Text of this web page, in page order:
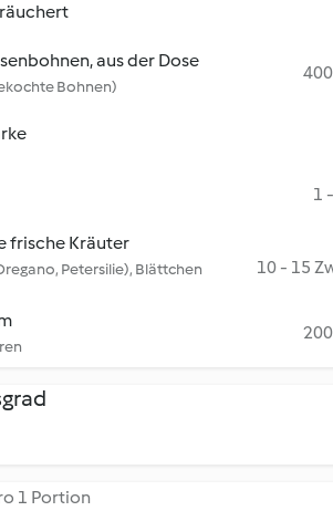
aus der Dose
Bohnen)
1
frische Kräuter
Petersilie), Blättchen
10 - 15
1 Portion